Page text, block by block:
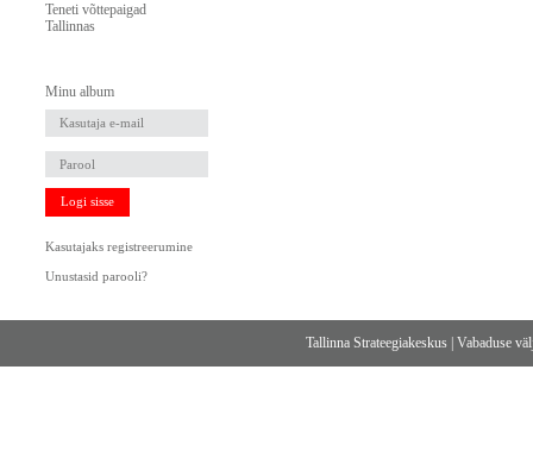
Teneti võttepaigad
Tallinnas
Minu album
Logi sisse
Kasutajaks registreerumine
Unustasid parooli?
Tallinna Strateegiakeskus |Vabaduse